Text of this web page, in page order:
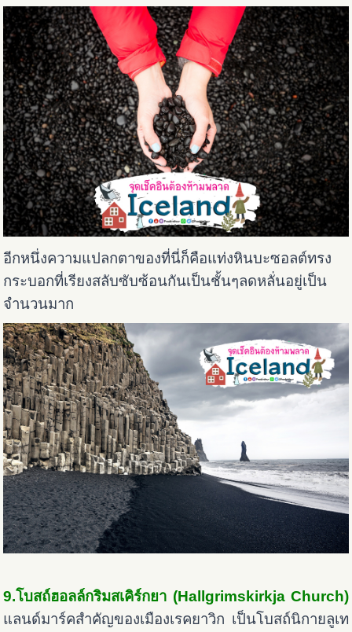
อีกหนึ่งความแปลกตาของที่นี่ก็คือแท่งหินบะซอลต์ทรง
กระบอกที่เรียงสลับซับซ้อนกันเป็นชั้นๆลดหลั่นอยู่เป็น
จำนวนมาก
9.โบสถ์ฮอลล์กริมสเคิร์กยา (Hallgrimskirkja Church)
แลนด์มาร์คสำคัญของเมืองเรคยาวิก เป็นโบสถ์นิกายลูเท